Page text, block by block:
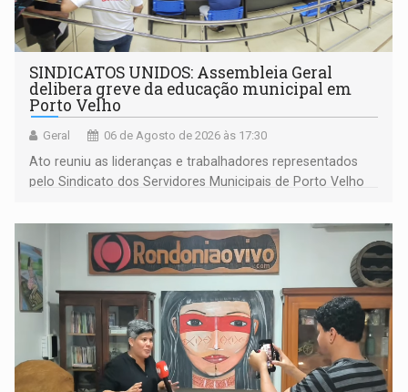
SINDICATOS UNIDOS: Assembleia Geral
delibera greve da educação municipal em
Porto Velho
Geral 06 de Agosto de 2026 às 17:30
Ato reuniu as lideranças e trabalhadores representados
pelo Sindicato dos Servidores Municipais de Porto Velho